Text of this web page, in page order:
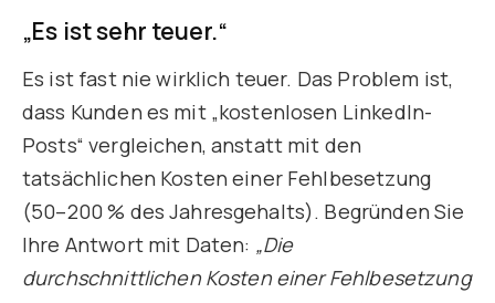
„Es ist sehr teuer.“
Es ist fast nie wirklich teuer. Das Problem ist,
dass Kunden es mit „kostenlosen LinkedIn-
Posts“ vergleichen, anstatt mit den
tatsächlichen Kosten einer Fehlbesetzung
(50–200 % des Jahresgehalts). Begründen Sie
Ihre Antwort mit Daten: „Die
durchschnittlichen Kosten einer Fehlbesetzung